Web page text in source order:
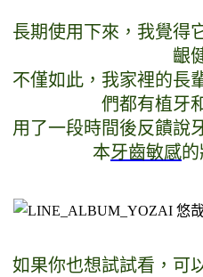
長期使用下來，我覺得
齦
不僅如此，我家裡的長
們都有植牙
用了一段時間後反饋說
本牙齒敏感
如果你也想試試看，可